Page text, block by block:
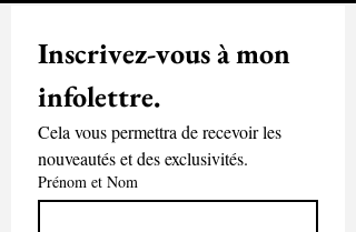
Inscrivez-vous à mon
infolettre.
Cela vous permettra de recevoir les
nouveautés et des exclusivités.
Prénom et Nom